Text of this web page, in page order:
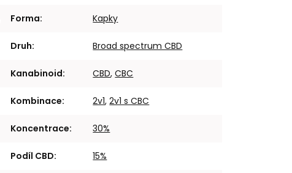
Forma: Kapky
Druh: Broad spectrum CBD
Kanabinoid: CBD,CBC
Kombinace: 2v1,2v1 s CBC
Koncentrace: 30%
Podíl CBD: 15%